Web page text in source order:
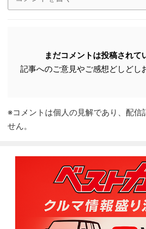
まだコメントは投稿されて
記事へのご意見やご感想どしどし
※コメントは個人の見解であり、配信
せん。